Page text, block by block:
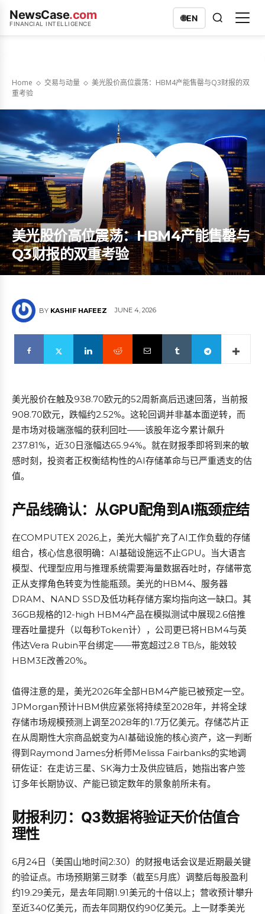
NewsCase.com
FINANCIAL INTELLIGENCE
🌐EN
Home 交易与动量
美光股价高位震荡：HBM4产能售罄与Q3财报的双
重考验
美光股价高位震荡：HBM4产能售罄与
Q3财报的双重考验
BY KASHIF HAFEEZ JUNE 4, 2026
美光股价在触及938.70欧元的52周新高后迅速回落，当前报
908.70欧元，跌幅约2.52%。这轮回调并非基本面逆转，而
是市场对极端涨幅的获利回吐——该股年迄今累计飙升
237.81%，近30日涨幅达65.94%。就在财报季即将到来的敏
感时刻，投资者正权衡结构性的AI存储革命与已严重透支的估
值。
产品线确认：从GPU配角到AI瓶颈症结
在COMPUTEX 2026上，美光大幅扩充了AI工作负载的存储
组合，核心信息很明确：AI基础设施远不止GPU。当大语言
模型、代理型应用与推理系统需要海量数据吞吐时，存储带宽
正从支撑角色转变为性能瓶颈。美光的HBM4、服务器
DRAM、NAND SSD及低功耗存储方案均指向这一缺口。其
36GB规格的12-high HBM4产品在模拟测试中展现2.6倍推
理吞吐量提升（以每秒Token计），公司更已将HBM4与英
伟达Vera Rubin平台绑定——带宽超过2.8 TB/s，能效较
HBM3E改善20%。
值得注意的是，美光2026年全部HBM4产能已被预定一空。
JPMorgan预计HBM供应紧张将持续至2028年，并将全球
存储市场规模预测上调至2028年的1.7万亿美元。存储芯片正
在从周期性大宗商品蜕变为AI基础设施的核心资产，这一判断
得到Raymond James分析师Melissa Fairbanks的实地调
研佐证：在走访三星、SK海力士及供应链后，她指出客户签
订多年长期协议、产能已锁定数年的景象前所未有。
财报利刃：Q3数据将验证天价估值合
理性
6月24日（美国山地时间2:30）的财报电话会议是近期最关键
的验证点。市场预期第三财季（截至5月底）调整后每股盈利
约19.29美元，是去年同期1.91美元的十倍以上；营收预计攀升
至近340亿美元，而去年同期仅约90亿美元。上一财季美光